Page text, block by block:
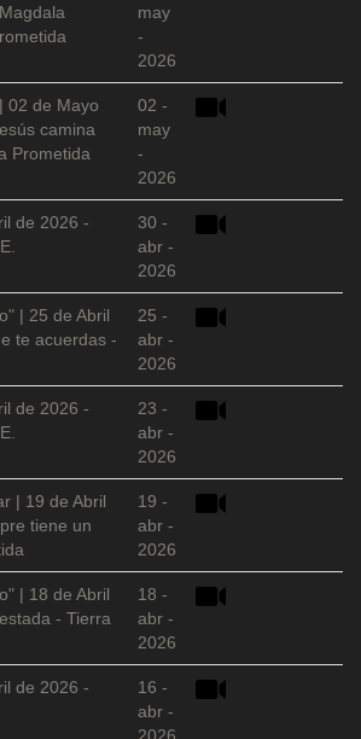
may
-
2026
02 de Mayo
camina
Prometida
02 -
may
-
2026
de 2026 -
30 -
abr -
2026
| 25 de Abril
te acuerdas -
25 -
abr -
2026
de 2026 -
23 -
abr -
2026
| 19 de Abril
tiene un
19 -
abr -
2026
| 18 de Abril
- Tierra
18 -
abr -
2026
de 2026 -
16 -
abr -